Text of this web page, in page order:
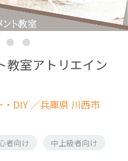
教室アトリエイン
DIY ／兵庫県 川西市
者向け 中上級者向け